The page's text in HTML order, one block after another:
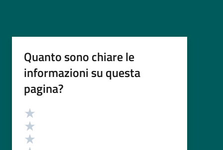
Quanto sono chiare le
informazioni su questa
pagina?
Valutazione